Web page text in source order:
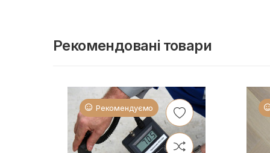
Рекомендовані товари
Рекомендуємо